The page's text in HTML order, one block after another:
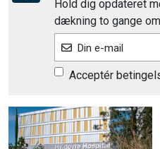
Hold dig opdateret
dækning to gange
Din e-mail
Acceptér